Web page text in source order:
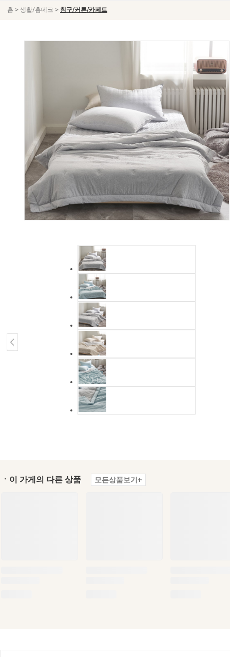
홈 > 생활/홈데코 > 침구/커튼/카페트
ㆍ이 가게의 다른 상품 모든상품보기+